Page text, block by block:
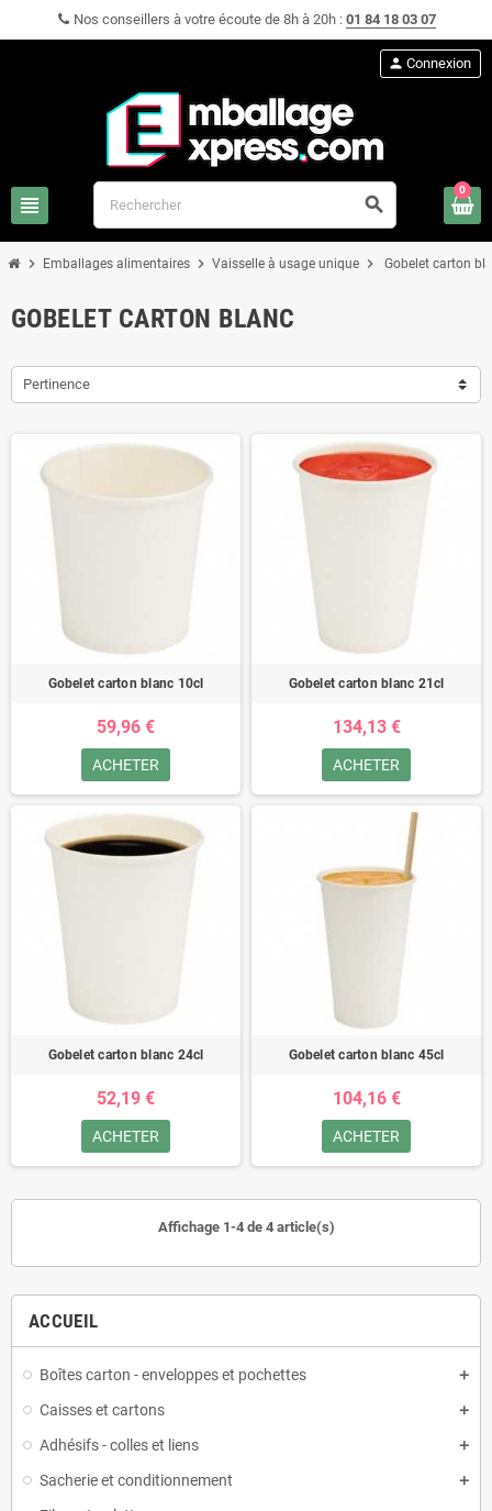
Nos conseillers à votre écoute de 8h à 20h : 01 84 18 03 07
view_headline search
person Connexion
0
chevron_right Emballages alimentaires chevron_right Vaisselle à usage unique chevron_right Gobelet carton
ACCUEIL
Boîtes carton - enveloppes et pochettes
Caisses et cartons
Adhésifs - colles et liens
Sacherie et conditionnement
GOBELET CARTON BLANC
Pertinence
Gobelet carton blanc 10cl
59,96 €
ACHETER
Gobelet carton blanc 21cl
134,13 €
ACHETER
Gobelet carton blanc 24cl
52,19 €
ACHETER
Gobelet carton blanc 45cl
104,16 €
ACHETER
Affichage 1-4 de 4 article(s)